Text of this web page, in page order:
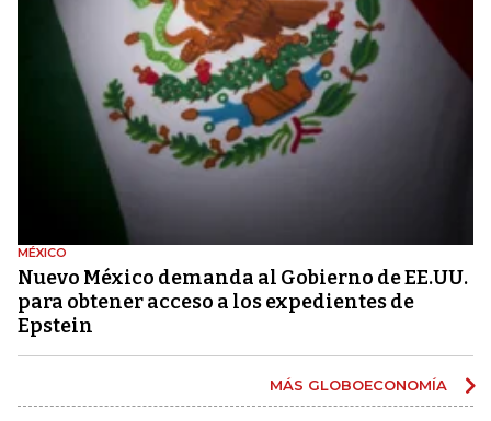
MÉXICO
Nuevo México demanda al Gobierno de EE.UU.
para obtener acceso a los expedientes de
Epstein
MÁS GLOBOECONOMÍA